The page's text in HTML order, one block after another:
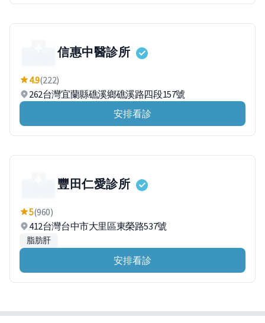
信惠中醫診所
4.9(222)
262台灣宜蘭縣礁溪鄉礁溪路四段157號
安排看診
豐田仁愛診所
5(960)
412台灣台中市大里區東榮路537號
脂肪肝
安排看診